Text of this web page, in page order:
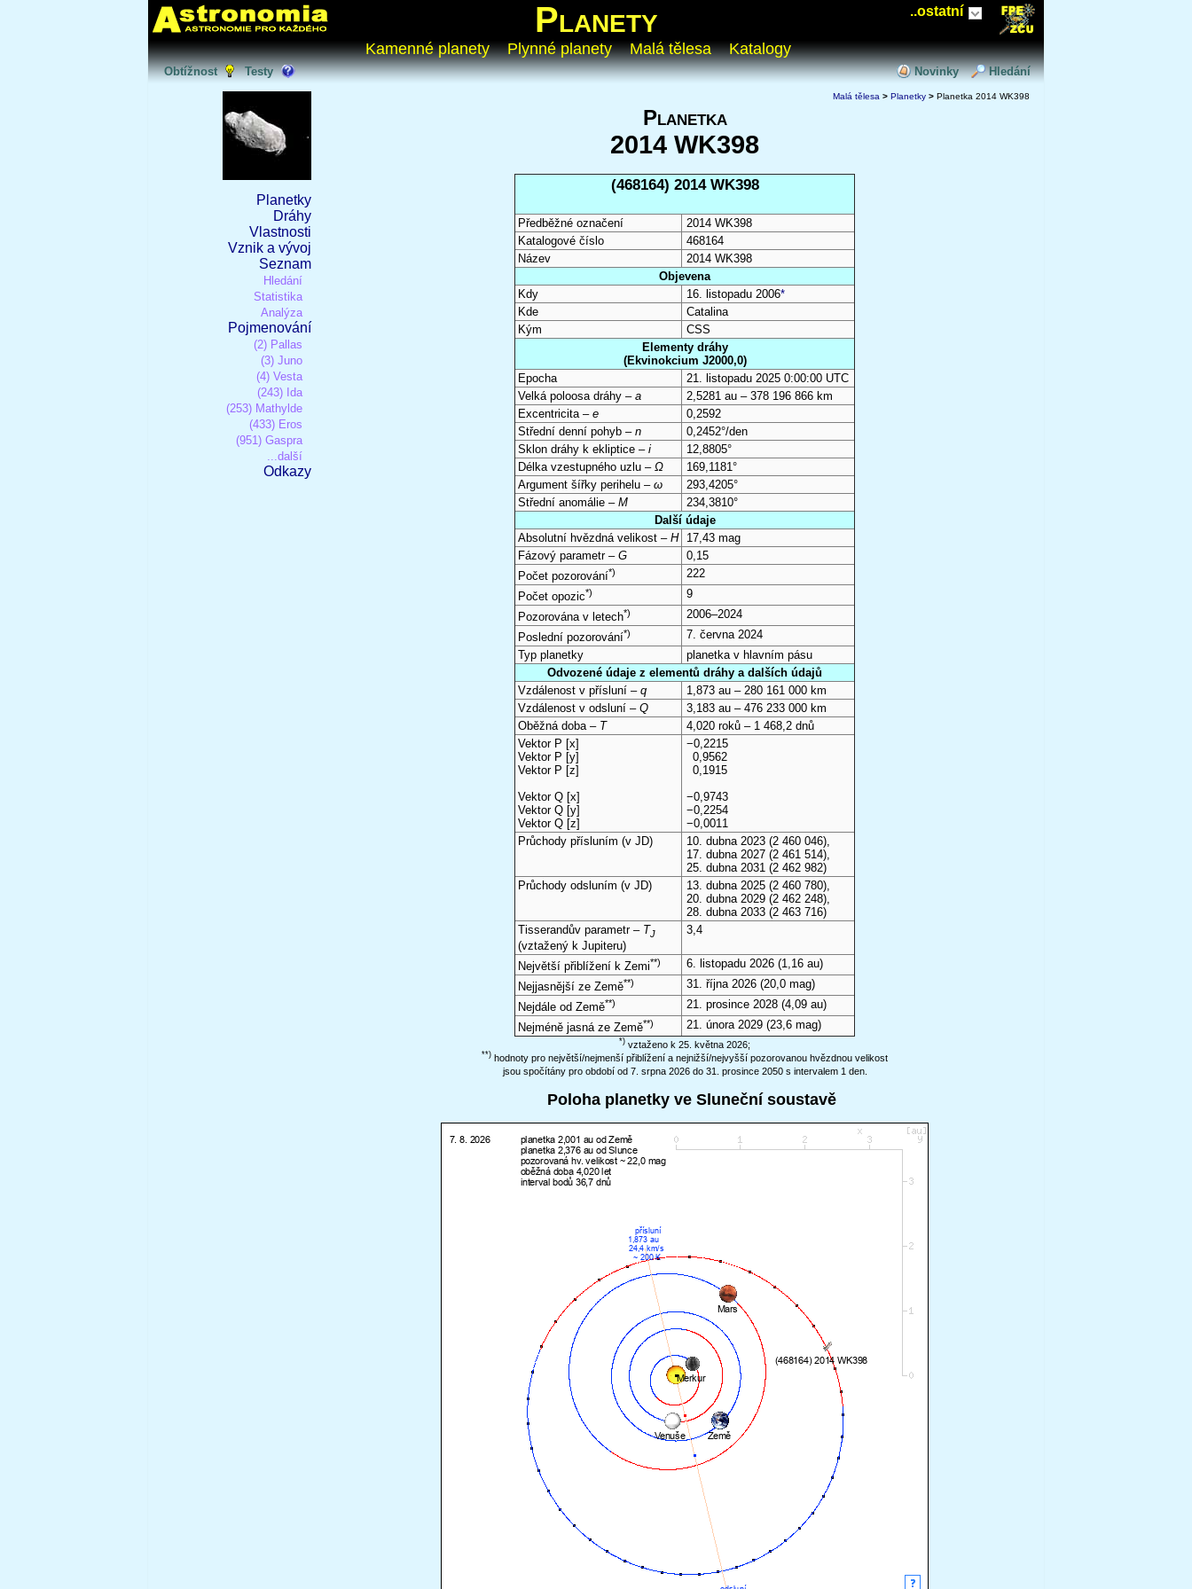
..ostatní
Planety
Kamenné planety Plynné planety Malá tělesa Katalogy
Obtížnost Testy Novinky Hledání
Planetky
Dráhy
Vlastnosti
Vznik a vývoj
Seznam
Hledání
Statistika
Analýza
Pojmenování
(2) Pallas
(3) Juno
(4) Vesta
(243) Ida
(253) Mathylde
(433) Eros
(951) Gaspra
...další
Odkazy
Malá tělesa > Planetky > Planetka 2014 WK398
Planetka
2014 WK398
(468164) 2014 WK398
Předběžné označení
2014 WK398
Katalogové číslo
468164
Název
2014 WK398
Objevena
Kdy
16. listopadu 2006*
Kde
Catalina
Kým
CSS
Elementy dráhy
(Ekvinokcium J2000,0)
Epocha
21. listopadu 2025 0:00:00 UTC
Velká poloosa dráhy – a
2,5281 au – 378 196 866 km
Excentricita – e
0,2592
Střední denní pohyb – n
0,2452°/den
Sklon dráhy k ekliptice – i
12,8805°
Délka vzestupného uzlu – Ω
169,1181°
Argument šířky perihelu – ω
293,4205°
Střední anomálie – M
234,3810°
Další údaje
Absolutní hvězdná velikost – H
17,43 mag
Fázový parametr – G
0,15
Počet pozorování*)
222
Počet opozic*)
9
Pozorována v letech*)
2006–2024
Poslední pozorování*)
7. června 2024
Typ planetky
planetka v hlavním pásu
Odvozené údaje z elementů dráhy a dalších údajů
Vzdálenost v přísluní – q
1,873 au – 280 161 000 km
Vzdálenost v odsluní – Q
3,183 au – 476 233 000 km
Oběžná doba – T
4,020 roků – 1 468,2 dnů
Vektor P [x]
Vektor P [y]
Vektor P [z]
Vektor Q [x]
Vektor Q [y]
Vektor Q [z]
−0,2215
0,9562
0,1915
−0,9743
−0,2254
−0,0011
Průchody přísluním (v JD) 10. dubna 2023 (2 460 046),
17. dubna 2027 (2 461 514),
25. dubna 2031 (2 462 982)
Průchody odsluním (v JD) 13. dubna 2025 (2 460 780),
20. dubna 2029 (2 462 248),
28. dubna 2033 (2 463 716)
Tisserandův parametr – TJ
(vztažený k Jupiteru)
3,4
Největší přiblížení k Zemi**) 6. listopadu 2026 (1,16 au)
Nejjasnější ze Země**) 31. října 2026 (20,0 mag)
Nejdále od Země**) 21. prosince 2028 (4,09 au)
Nejméně jasná ze Země**) 21. února 2029 (23,6 mag)
*) vztaženo k 25. května 2026;
**) hodnoty pro největší/nejmenší přiblížení a nejnižší/nejvyšší pozorovanou hvězdnou velikost
jsou spočítány pro období od 7. srpna 2026 do 31. prosince 2050 s intervalem 1 den.
Poloha planetky ve Sluneční soustavě